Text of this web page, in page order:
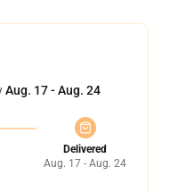
Aug. 17 - Aug. 24
Delivered
Aug. 17 - Aug. 24